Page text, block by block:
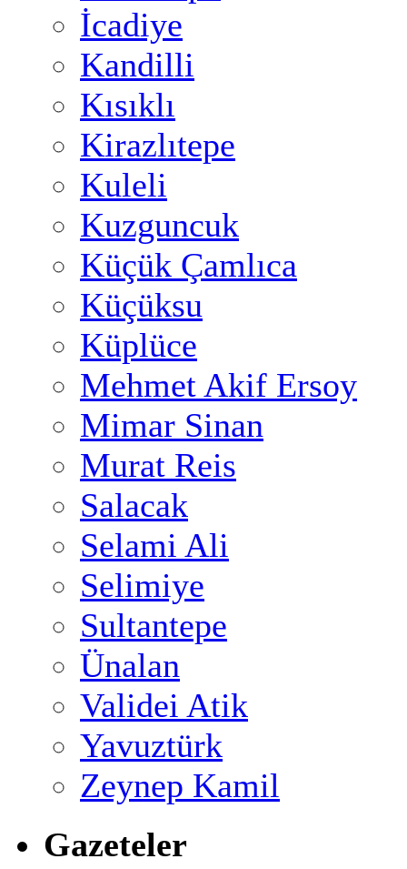
İcadiye
Kandilli
Kısıklı
Kirazlıtepe
Kuleli
Kuzguncuk
Küçük Çamlıca
Küçüksu
Küplüce
Mehmet Akif Ersoy
Mimar Sinan
Murat Reis
Salacak
Selami Ali
Selimiye
Sultantepe
Ünalan
Validei Atik
Yavuztürk
Zeynep Kamil
Gazeteler